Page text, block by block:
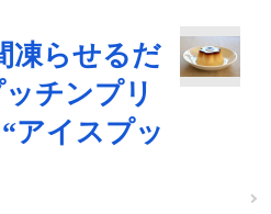
凍らせるだ
チンプリ
アイスプッ